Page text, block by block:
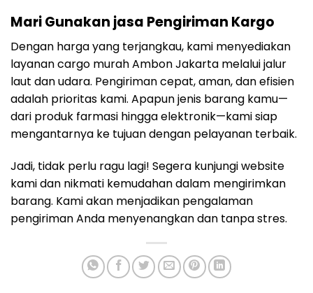
Mari Gunakan jasa Pengiriman Kargo
Dengan harga yang terjangkau, kami menyediakan
layanan cargo murah Ambon Jakarta melalui jalur
laut dan udara. Pengiriman cepat, aman, dan efisien
adalah prioritas kami. Apapun jenis barang kamu—
dari produk farmasi hingga elektronik—kami siap
mengantarnya ke tujuan dengan pelayanan terbaik.
Jadi, tidak perlu ragu lagi! Segera kunjungi website
kami dan nikmati kemudahan dalam mengirimkan
barang. Kami akan menjadikan pengalaman
pengiriman Anda menyenangkan dan tanpa stres.